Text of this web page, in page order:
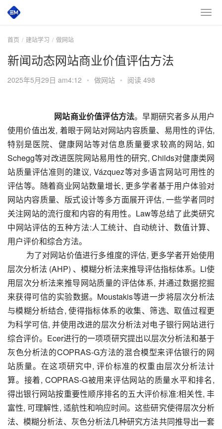
首页 建站学习 做网站
新闻动态网站商业价值评估方法
2025年5月29日 am4:12 • 做网站 • 阅读 498
网站商业价值评估方法。早期研究者多从用户
使用价值出发, 着眼于网站对网站内容质量、易用性的评估,
特别是医院、健康网站等对信息质量要求较高的网站, 如
Schegg等对改进医院网站易用性的研究, Childs对健康类网
站质量评估准则的建议, Vázquez等对多语言网站可用性的
评估等。随着商业网站数量增长, 更多学者基于用户体验对
网站内容质量、版式设计等多方面展开评估, 一些学者同时
关注网站的流行度和内容的有用性。Law等总结了此类研究
中网站评估的五种方法:人工统计、自动统计、数值计算、
用户评价和综合方法。
为了对网站价值进行多维度的评估, 更多学者开始使用
层次分析法 (AHP) 、模糊分析法来推导评估指标体系。Li使
用层次分析法来推导网站质量的评估体系, 并通过数据挖掘
来获得可信的实验数据。Moustakis等进一步将层次分析法
与模糊分析结合, 使得指标体系的收集、筛选、取值过程更
为科学可信, 并使用改进的层次分析法对电子银行网站进行
综合评价。Ecer进行的一项项研究提出以层次分析法和基于
灰色分析法的COPRAS-G方法的混合模型来评估银行的网
站质量。在这项研究中, 评价标准的权重由层次分析法计
算。接着, COPRAS-G被用来评估网站的质量水平和排名,
得出银行网站按重要性顺序排名的五大评价标准:相关性, 丰
富性, 可理解性, 适航性和响应时间。这些研究使得层次分析
法、模糊分析法、灰色分析法几种研究方法共同推导出一套